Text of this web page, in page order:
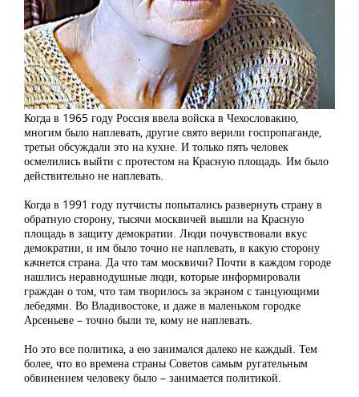
Когда в 1965 году Россия ввела войска в Чехословакию,
многим было наплевать, другие свято верили госпропаганде,
третьи обсуждали это на кухне. И только пять человек
осмелились выйти с протестом на Красную площадь. Им было
действительно не наплевать.
Когда в 1991 году путчисты попытались развернуть страну в
обратную сторону, тысячи москвичей вышли на Красную
площадь в защиту демократии. Люди почувствовали вкус
демократии, и им было точно не наплевать, в какую сторону
качнется страна. Да что там москвичи? Почти в каждом городе
нашлись неравнодушные люди, которые информировали
граждан о том, что там творилось за экраном с танцующими
лебедями. Во Владивостоке, и даже в маленьком городке
Арсеньеве – точно были те, кому не наплевать.
Но это все политика, а ею занимался далеко не каждый. Тем
более, что во времена страны Советов самым ругательным
обвинением человеку было – занимается политикой.